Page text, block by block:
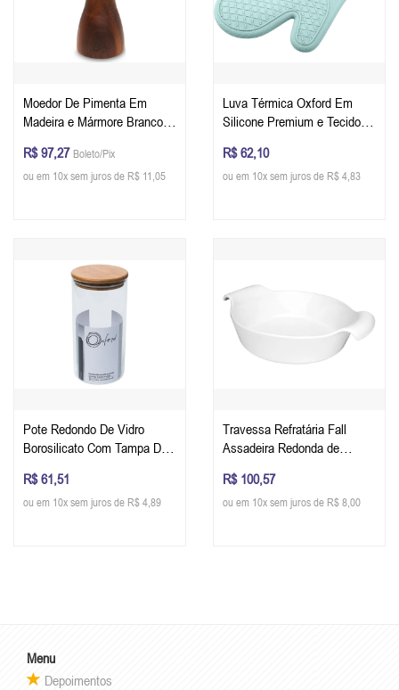
Moedor De Pimenta Em
Madeira e Mármore Branco
R$ 97,27 Boleto/Pix
ou em 10x sem juros de R$ 11,05
Luva Térmica Oxford Em
Silicone Premium e Tecido
R$ 62,10
ou em 10x sem juros de R$ 4,83
Pote Redondo De Vidro
Borosilicato Com Tampa De
1200 ml
R$ 61,51
ou em 10x sem juros de R$ 4,89
Travessa Refratária Fall
Assadeira Redonda de
2,10 Litros - Ø 32cm x 8 cm -
Cor Branco
R$ 100,57
ou em 10x sem juros de R$ 8,00
Menu
Depoimentos